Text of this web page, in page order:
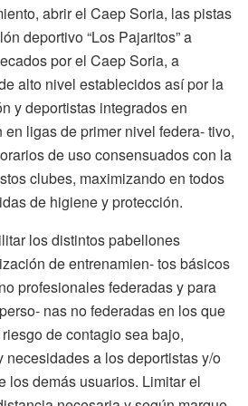
abrir el Caep Soria, las pistas
deportivo “Los Pajaritos” a
por el Caep Soria, a
alto nivel establecidos así por la
y deportistas integrados en
ligas de primer nivel federa- tivo,
de uso consensuados con la
clubes, maximizando en todos
de higiene y protección.
los distintos pabellones
de entrenamien- tos básicos
profesionales federadas y para
nas no federadas en los que
de contagio sea bajo,
necesidades a los deportistas y/o
los demás usuarios. Limitar el